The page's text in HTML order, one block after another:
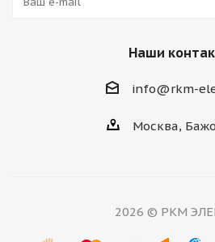
Наши
info@rkm-
Москва,
2026 © РКМ